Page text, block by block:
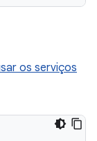
os serviços